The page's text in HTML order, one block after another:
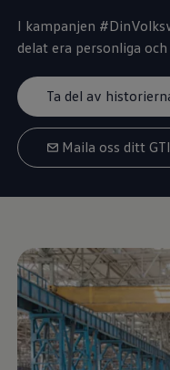
I kampanjen
delat era personliga
Ta del av
Maila oss ditt